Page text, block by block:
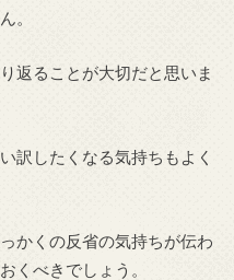
。
返ることが大切だと思いま
訳したくなる気持ちもよく
かくの反省の気持ちが伝わ
くべきでしょう。